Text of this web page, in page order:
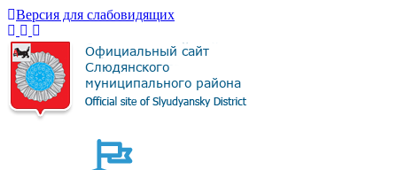
Версия для слабовидящих